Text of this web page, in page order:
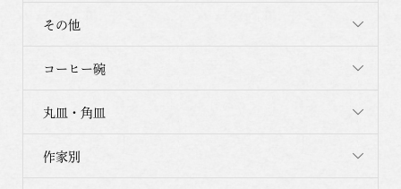
その他
コーヒー碗
丸皿・角皿
作家別